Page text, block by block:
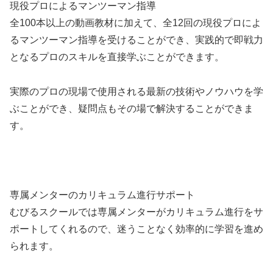
現役プロによるマンツーマン指導
全100本以上の動画教材に加えて、全12回の現役プロによ
るマンツーマン指導を受けることができ、実践的で即戦力
となるプロのスキルを直接学ぶことができます。
実際のプロの現場で使用される最新の技術やノウハウを学
ぶことができ、疑問点もその場で解決することができま
す。
専属メンターのカリキュラム進行サポート
むびるスクールでは専属メンターがカリキュラム進行をサ
ポートしてくれるので、迷うことなく効率的に学習を進め
られます。